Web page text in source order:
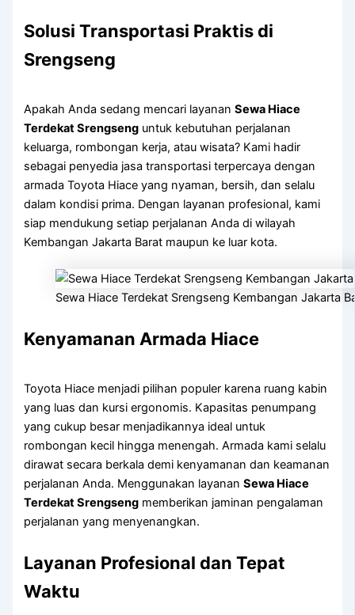
Solusi Transportasi Praktis di
Srengseng
Apakah Anda sedang mencari layananSewa Hiace
Terdekat Srengseng untuk kebutuhan perjalanan
keluarga, rombongan kerja, atau wisata? Kami hadir
sebagai penyedia jasa transportasi terpercaya dengan
armada Toyota Hiace yang nyaman, bersih, dan selalu
dalam kondisi prima. Dengan layanan profesional, kami
siap mendukung setiap perjalanan Anda di wilayah
Kembangan Jakarta Barat maupun ke luar kota.
Sewa Hiace Terdekat Srengseng Kembangan Jakarta
Kenyamanan Armada Hiace
Toyota Hiace menjadi pilihan populer karena ruang kabin
yang luas dan kursi ergonomis. Kapasitas penumpang
yang cukup besar menjadikannya ideal untuk
rombongan kecil hingga menengah. Armada kami selalu
dirawat secara berkala demi kenyamanan dan keamanan
perjalanan Anda. Menggunakan layananSewa Hiace
Terdekat Srengseng memberikan jaminan pengalaman
perjalanan yang menyenangkan.
Layanan Profesional dan Tepat
Waktu